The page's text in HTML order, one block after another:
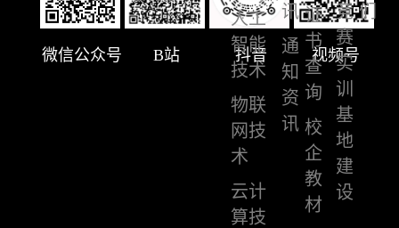
微信公众号 B站 抖音 视频号
人工
智能
技术
物联
网技
术
云计
算技
讯
通
知
资
讯
证
书
查
询
校
企
教
材
竞
赛
实
训
基
地
建
设
们